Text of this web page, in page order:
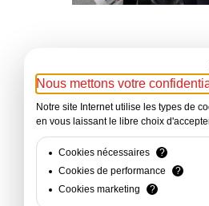
Nous mettons votre
Notre site Internet utilise les types de
en vous laissant le libre choix
Cookies nécessaires
?
Cookies de performance
?
Cookies marketing
?